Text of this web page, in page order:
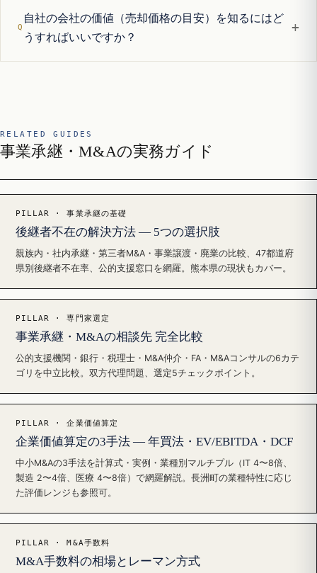
自社の会社の価値（売却価格の目安）を知るにはど
うすればいいですか？
+
RELATED GUIDES
事業承継・M&Aの実務ガイド
PILLAR · 事業承継の基礎
後継者不在の解決方法 — 5つの選択肢
親族内・社内承継・第三者M&A・事業譲渡・廃業の比較、47都道府
県別後継者不在率、公的支援窓口を網羅。熊本県の現状もカバー。
PILLAR · 専門家選定
事業承継・M&Aの相談先 完全比較
公的支援機関・銀行・税理士・M&A仲介・FA・M&Aコンサルの6カテ
ゴリを中立比較。双方代理問題、選定5チェックポイント。
PILLAR · 企業価値算定
企業価値算定の3手法 — 年買法・EV/EBITDA・DCF
中小M&Aの3手法を計算式・実例・業種別マルチプル（IT 4〜8倍、
製造 2〜4倍、医療 4〜8倍）で網羅解説。長洲町の業種特性に応じ
た評価レンジも参照可。
PILLAR · M&A手数料
M&A手数料の相場とレーマン方式